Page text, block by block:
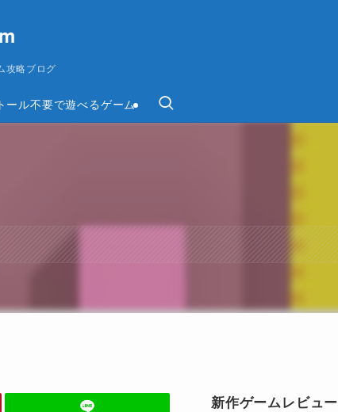
攻略ブログ
ール不要で遊べるゲーム
新作ゲームレビュー